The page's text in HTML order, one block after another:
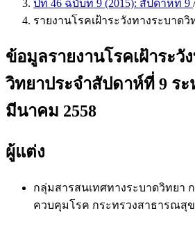
ปีที่ 46 ฉบับที่ 9 (2015): สัปดาห์ที่ 9 /
รายงานโรคเฝ้าระวังทางระบาดวิ
ข้อมูลรายงานโรคเฝ้าระวั
วิทยาประจำสัปดาห์ที่ 9 ระ
มีนาคม 2558
ผู้แต่ง
กลุ่มสารสนเทศทางระบาดวิทยา
ควบคุมโรค กระทรวงสาธารณสุข